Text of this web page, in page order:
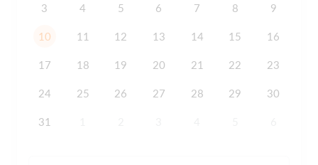
3 4 5 6 7 8 9
10 11 12 13 14 15 16
17 18 19 20 21 22 23
24 25 26 27 28 29 30
31